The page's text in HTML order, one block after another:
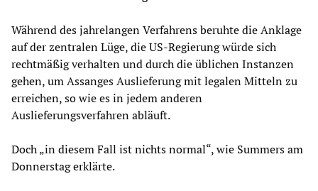
Während des jahrelangen Verfahrens beruhte die Anklage
auf der zentralen Lüge, die US-Regierung würde sich
rechtmäßig verhalten und durch die üblichen Instanzen
gehen, um Assanges Auslieferung mit legalen Mitteln zu
erreichen, so wie es in jedem anderen
Auslieferungsverfahren abläuft.
Doch „in diesem Fall ist nichts normal“, wie Summers am
Donnerstag erklärte.